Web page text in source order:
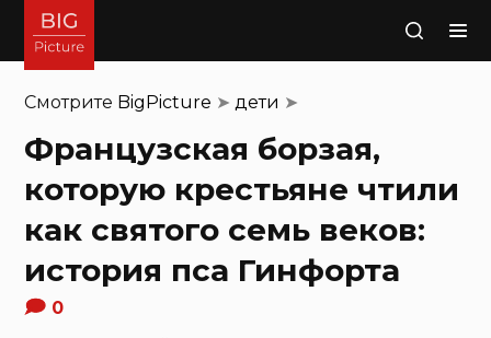
Поиск
Смотрите BigPicture ➤дети ➤
Французская борзая,
которую крестьяне чтили
как святого семь веков:
история пса Гинфорта
0